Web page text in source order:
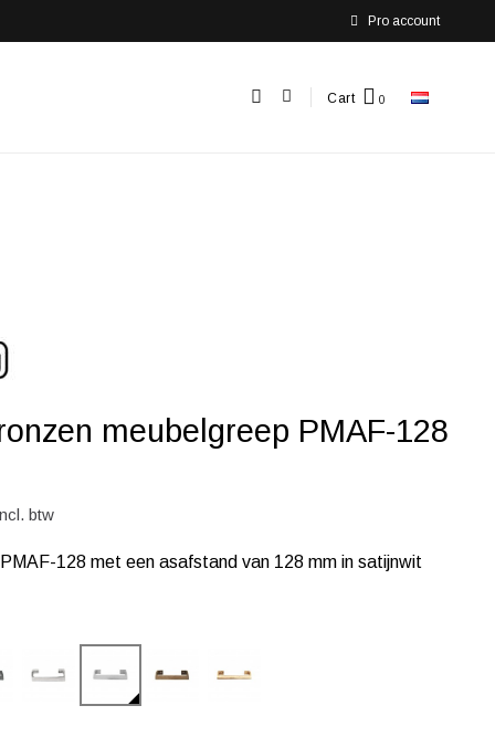
Pro account
Cart
meubelgreep PMAF-128
btw
128 met een asafstand van 128 mm in satijnwit